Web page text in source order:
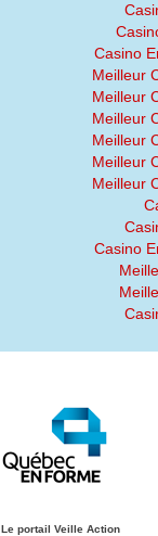
Casino
Meilleur
Meilleur
Meilleur
Meilleur
Meilleur
Meilleur
Casino
Le portail Veille Action